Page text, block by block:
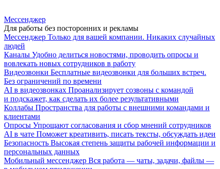
Мессенджер
Для работы без посторонних и рекламы
Мессенджер Только для вашей компании. Никаких случайных
людей
Каналы Удобно делиться новостями, проводить опросы и
вовлекать новых сотрудников в работу
Видеозвонки Бесплатные видеозвонки для больших встреч.
Без ограничений по времени
AI в видеозвонках Проанализирует созвоны с командой
и подскажет, как сделать их более результативными
Коллабы Пространства для работы с внешними командами и
клиентами
Опросы Упрощают согласования и сбор мнений сотрудников
AI в чате Поможет креативить, писать тексты, обсуждать идеи
Безопасность Высокая степень защиты рабочей информации и
персональных данных
Мобильный мессенджер Вся работа — чаты, задачи, файлы —